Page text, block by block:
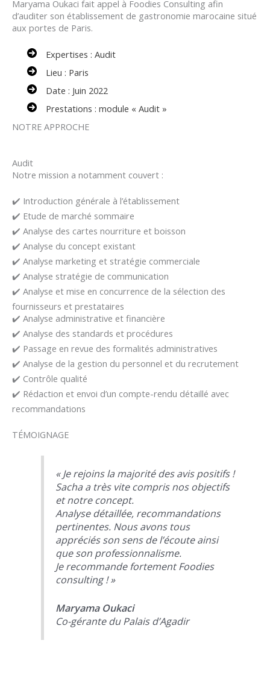
Maryama Oukaci fait appel à Foodies Consulting afin
d’auditer son établissement de gastronomie marocaine situé
aux portes de Paris.
Expertises : Audit
Lieu : Paris
Date : Juin 2022
Prestations : module « Audit »
NOTRE APPROCHE
Audit
Notre mission a notamment couvert :
✔️ Introduction générale à l’établissement
✔️ Etude de marché sommaire
✔️ Analyse des cartes nourriture et boisson
✔️ Analyse du concept existant
✔️ Analyse marketing et stratégie commerciale
✔️ Analyse stratégie de communication
✔️ Analyse et mise en concurrence de la sélection des
fournisseurs et prestataires
✔️ Analyse administrative et financière
✔️ Analyse des standards et procédures
✔️ Passage en revue des formalités administratives
✔️ Analyse de la gestion du personnel et du recrutement
✔️ Contrôle qualité
✔️ Rédaction et envoi d’un compte-rendu détaillé avec
recommandations
TÉMOIGNAGE
« Je rejoins la majorité des avis positifs !
Sacha a très vite compris nos objectifs
et notre concept.
Analyse détaillée, recommandations
pertinentes. Nous avons tous
appréciés son sens de l’écoute ainsi
que son professionnalisme.
Je recommande fortement Foodies
consulting ! »
Maryama Oukaci
Co-gérante du Palais d’Agadir